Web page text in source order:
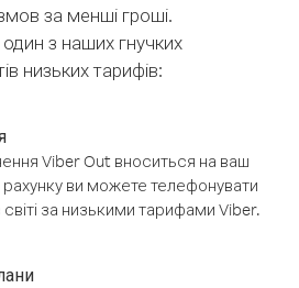
за менші гроші.
один з наших гнучких
низьких тарифів:
Viber Out вноситься на ваш
рахунку ви можете телефонувати
за низькими тарифами Viber.